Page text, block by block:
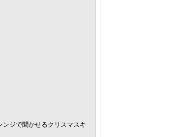
ジで聞かせるクリスマスキ